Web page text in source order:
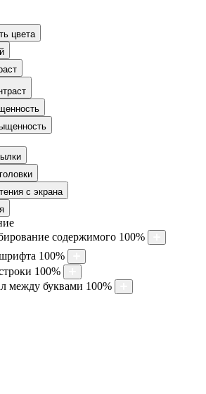
цвета
с экрана
содержимого 100%
100%
100%
между буквами 100%